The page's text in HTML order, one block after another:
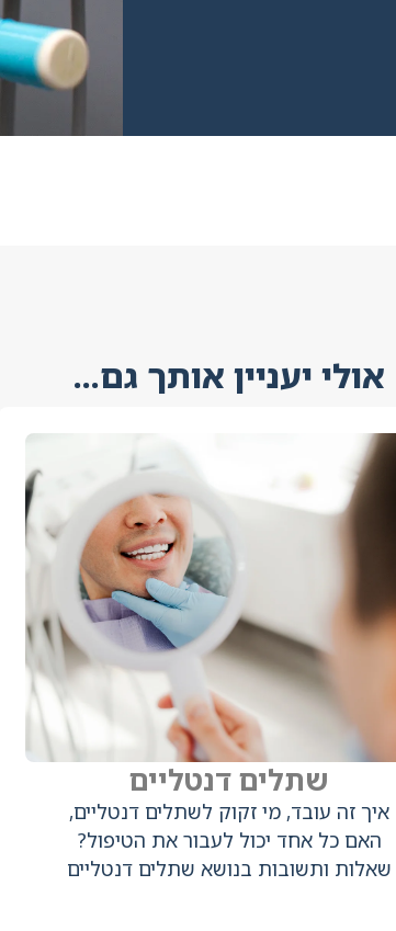
אולי יעניין אותך גם...
שתלים דנטליים
איך זה עובד, מי זקוק לשתלים דנטליים,
האם כל אחד יכול לעבור את הטיפול?
שאלות ותשובות בנושא שתלים דנטליים